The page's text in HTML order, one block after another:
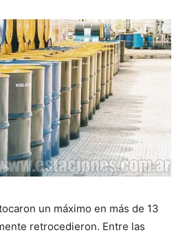
un máximo en más de 13
retrocedieron. Entre las